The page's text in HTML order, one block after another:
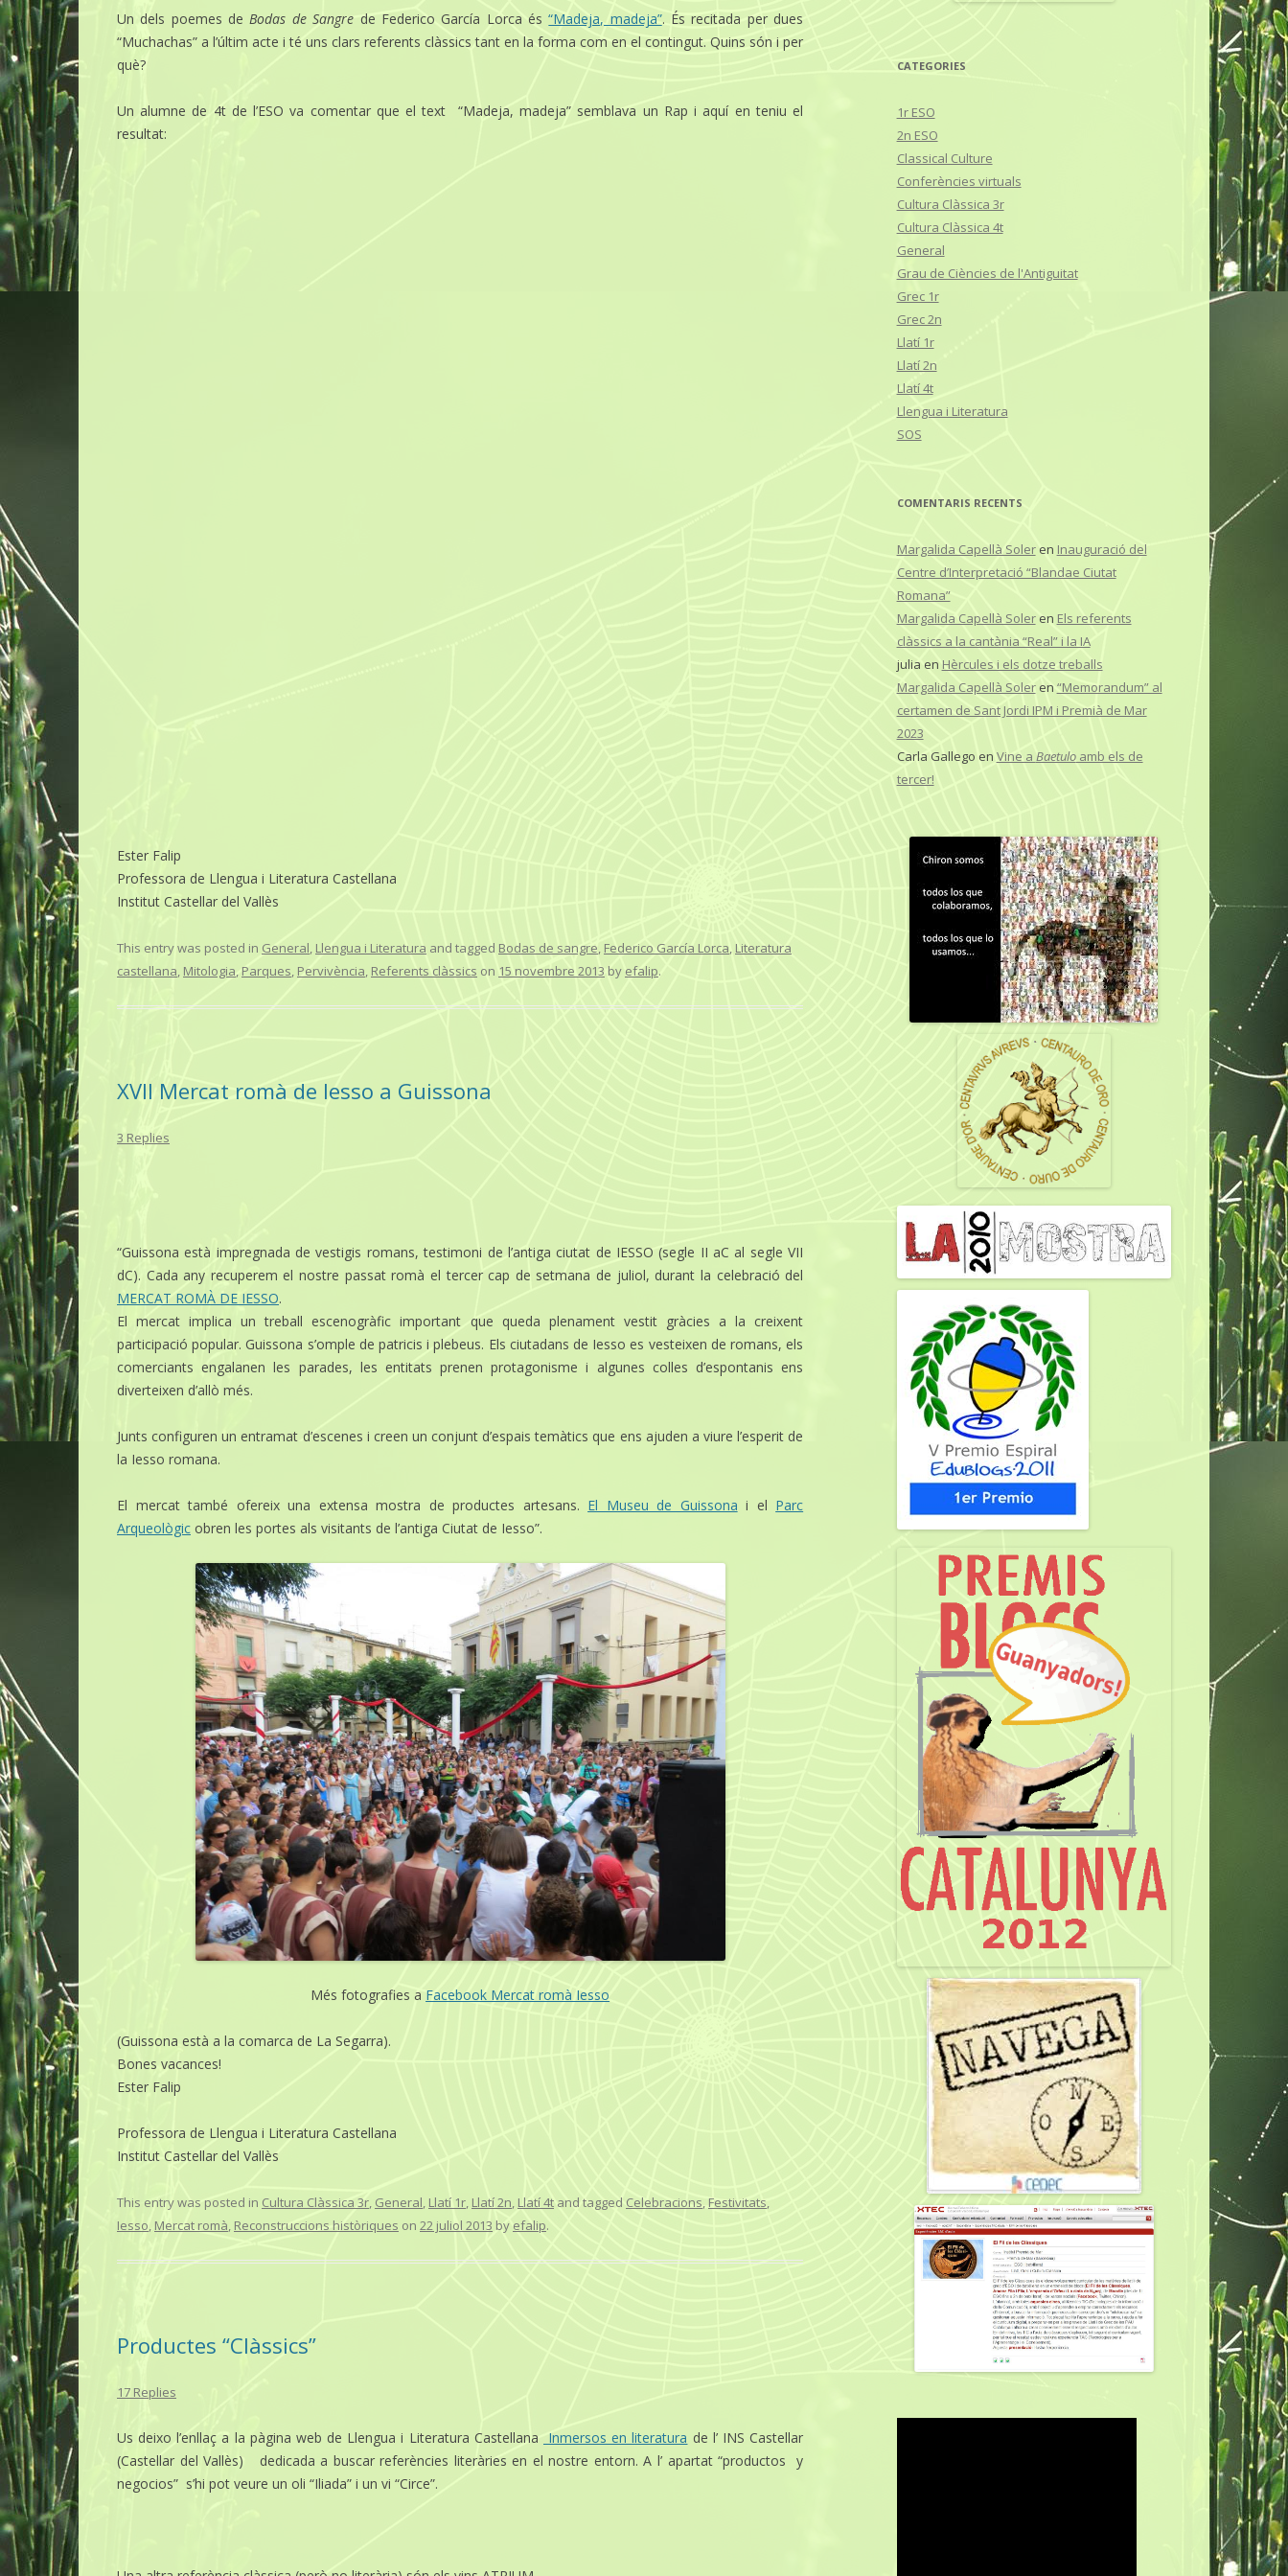
Un dels poemes deBodas de Sangre de Federico García Lorca és“Madeja, madeja”. És recitada per dues
“Muchachas” a l’últim acte i té uns clars referents clàssics tant en la forma com en el contingut. Quins són i per
què?
Un alumne de 4t de l’ESO va comentar que el text “Madeja, madeja” semblava un Rap i aquí en teniu el
resultat:
Ester Falip
Professora de Llengua i Literatura Castellana
Institut Castellar del Vallès
This entry was posted in General, Llengua i Literatura and tagged Bodas de sangre, Federico García Lorca,Literatura
castellana, Mitologia, Parques, Pervivència, Referents clàssics on 15 novembre 2013 by efalip.
XVII Mercat romà de Iesso a Guissona
3 Replies
“Guissona està impregnada de vestigis romans, testimoni de l’antiga ciutat de IESSO (segle II aC al segle VII
dC). Cada any recuperem el nostre passat romà el tercer cap de setmana de juliol, durant la celebració del
MERCAT ROMÀ DE IESSO.
El mercat implica un treball escenogràfic important que queda plenament vestit gràcies a la creixent
participació popular. Guissona s’omple de patricis i plebeus. Els ciutadans de Iesso es vesteixen de romans, els
comerciants engalanen les parades, les entitats prenen protagonisme i algunes colles d’espontanis ens
diverteixen d’allò més.
Junts configuren un entramat d’escenes i creen un conjunt d’espais temàtics que ens ajuden a viure l’esperit de
la Iesso romana.
El mercat també ofereix una extensa mostra de productes artesans. El Museu de Guissona i el Parc
Arqueològic obren les portes als visitants de l’antiga Ciutat de Iesso”.
Més fotografies a Facebook Mercat romà Iesso
(Guissona està a la comarca de La Segarra).
Bones vacances!
Ester Falip
Professora de Llengua i Literatura Castellana
Institut Castellar del Vallès
This entry was posted in Cultura Clàssica 3r, General, Llatí 1r, Llatí 2n, Llatí 4t and tagged Celebracions,Festivitats,
Iesso, Mercat romà, Reconstruccions històriques on 22 juliol 2013 by efalip.
Productes “Clàssics”
17 Replies
Us deixo l’enllaç a la pàgina web de Llengua i Literatura Castellana Inmersos en literatura de l’ INS Castellar
(Castellar del Vallès) dedicada a buscar referències literàries en el nostre entorn. A l’ apartat “productos y
negocios” s’hi pot veure un oli “Iliada” i un vi “Circe”.
CATEGORIES
1r ESO
2n ESO
Classical Culture
Conferències virtuals
Cultura Clàssica 3r
Cultura Clàssica 4t
General
Grau de Ciències de l'Antiguitat
Grec 1r
Grec 2n
Llatí 1r
Llatí 2n
Llatí 4t
Llengua i Literatura
SOS
COMENTARIS RECENTS
Margalida Capellà Soleren Inauguració del
Centre d’Interpretació “Blandae Ciutat
Romana”
Margalida Capellà Soleren Els referents
clàssics a la cantània “Real” i la IA
julia en Hèrcules i els dotze treballs
Margalida Capellà Soleren “Memorandum” al
certamen de Sant Jordi IPM i Premià de Mar
2023
Carla Gallego en Vine a Baetuloamb els de
tercer!